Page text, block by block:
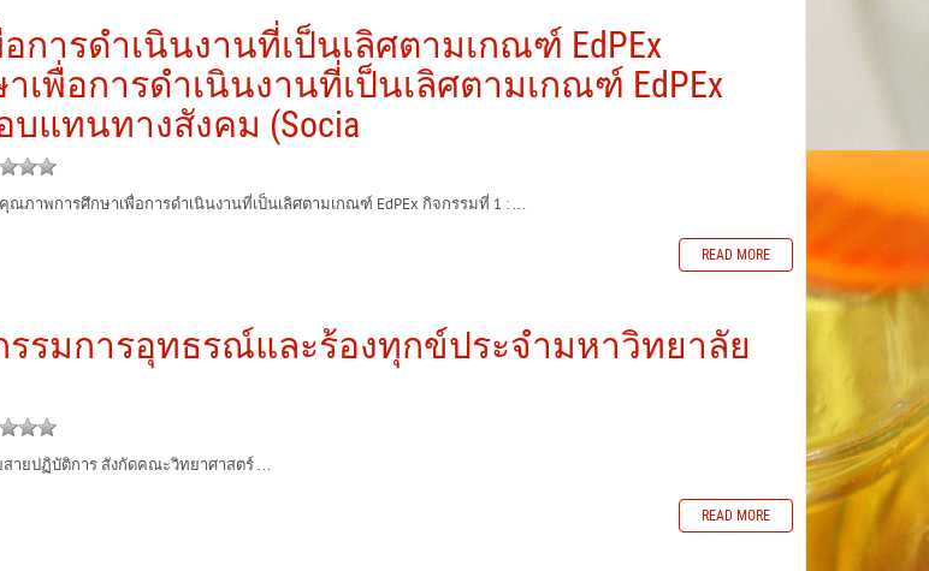
ารดำเนินงานที่เป็นเลิศตามเกณฑ์ EdPEx
พื่อการดำเนินงานที่เป็นเลิศตามเกณฑ์ EdPEx
บแทนทางสังคม (Socia
การศึกษาเพื่อการดำเนินงานที่เป็นเลิศตามเกณฑ์ EdPEx กิจกรรมที่ 1 : ...
READ MORE
รมการอุทธรณ์และร้องทุกข์ประจำมหาวิทยาลัย
ยปฏิบัติการ สังกัดคณะวิทยาศาสตร์ ...
READ MORE